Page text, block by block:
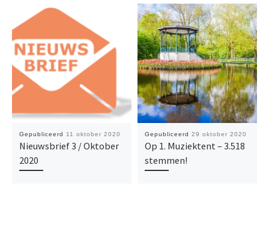
Gepubliceerd 11 oktober 2020
Nieuwsbrief 3 / Oktober
2020
Gepubliceerd 29 oktober 2020
Op 1. Muziektent – 3.518
stemmen!